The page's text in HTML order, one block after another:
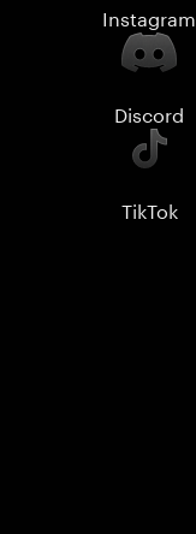
Instagram
Discord
TikTok